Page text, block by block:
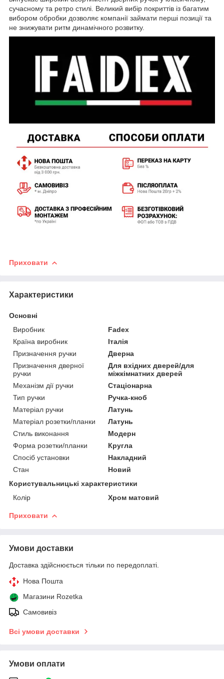
сучасному та ретро стилі. Великий вибір покриттів із багатим
вибором обробки дозволяє компанії займати перші позиції та
не знижувати ритм динамічного розвитку.
Приховати
Характеристики
Основні
Виробник
Fadex
Країна виробник
Італія
Призначення ручки
Дверна
Призначення дверної
ручки
Для вхідних дверей/для
міжкімнатних дверей
Механізм дії ручки
Стаціонарна
Тип ручки
Ручка-кноб
Матеріал ручки
Латунь
Матеріал розетки/планки
Латунь
Стиль виконання
Модерн
Форма розетки/планки
Кругла
Спосіб установки
Накладний
Стан
Новий
Користувальницькі характеристики
Колір
Хром матовий
Приховати
Умови доставки
Доставка здійснюється тільки по передоплаті.
Нова Пошта
Магазини Rozetka
Самовивіз
Всі умови доставки
Умови оплати